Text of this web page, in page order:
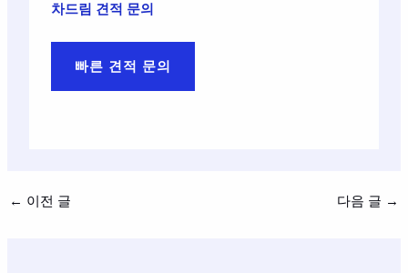
차드림 견적 문의
빠른 견적 문의
← 이전 글 다음 글 →